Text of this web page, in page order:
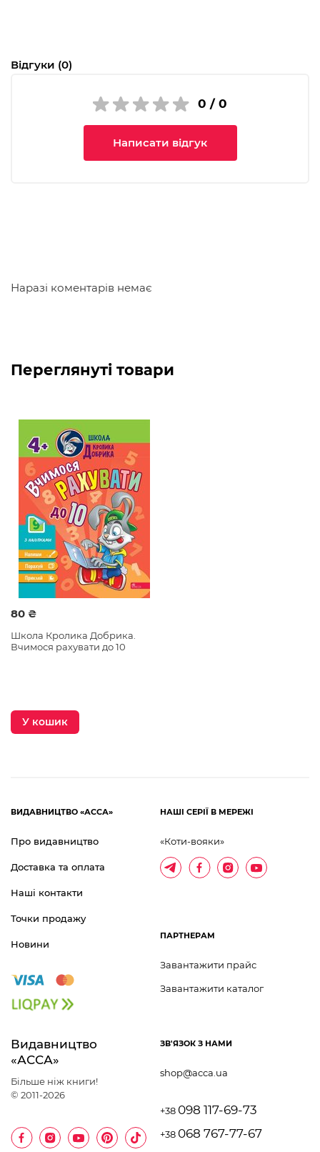
Чому варто придбати:
яскраві ілюстрації, кольорові наліпки та ігрова
форма подання матеріалу полегшать сприйняття та
зроблять процес навчання дитини захопливим та
Відгуки (0)
0 / 0
Написати відгук
Наразі коментарів немає
Переглянуті товари
80 ₴
Школа Кролика Добрика.
Вчимося рахувати до 10
У кошик
Видавництво
«АССА»
Більше ніж книги!
© 2011-2026
ЗВ'ЯЗОК З НАМИ
shop@acca.ua
+38 098 117-69-73
+38 068 767-77-67
ВИДАВНИЦТВО «АССА»
Про видавництво
Доставка та оплата
Наші контакти
Точки продажу
Новини
НАШІ СЕРІЇ В МЕРЕЖІ
«Коти-вояки»
ПАРТНЕРАМ
Завантажити прайс
Завантажити каталог